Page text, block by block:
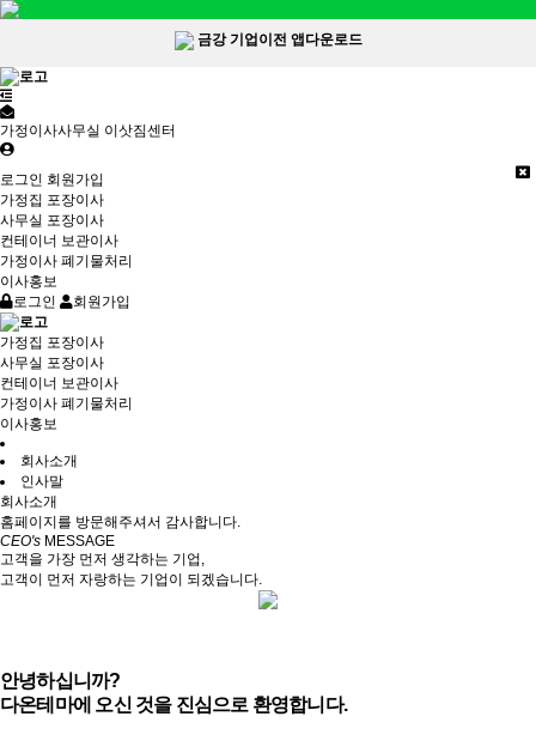
금강 기업이전 앱다운로드
가정이사사무실 이삿짐센터
로그인 회원가입
가정집 포장이사
사무실 포장이사
컨테이너 보관이사
가정이사 폐기물처리
이사홍보
로그인
회원가입
가정집 포장이사
사무실 포장이사
컨테이너 보관이사
가정이사 폐기물처리
이사홍보
회사소개
인사말
회사소개
홈페이지를 방문해주셔서 감사합니다.
CEO's MESSAGE
고객을 가장 먼저 생각하는 기업,
고객이 먼저 자랑하는 기업이 되겠습니다.
안녕하십니까?
다온테마에 오신 것을 진심으로 환영합니다.